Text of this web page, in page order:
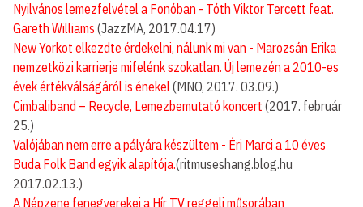
Nyilvános lemezfelvétel a Fonóban - Tóth Viktor Tercett feat.
Gareth Williams (JazzMA, 2017.04.17)
New Yorkot elkezdte érdekelni, nálunk mi van - Marozsán Erika
nemzetközi karrierje mifelénk szokatlan. Új lemezén a 2010-es
évek értékválságáról is énekel(MNO, 2017. 03.09.)
Cimbaliband – Recycle, Lemezbemutató koncert (2017. február
25.)
Valójában nem erre a pályára készültem - Éri Marci a 10 éves
Buda Folk Band egyik alapítója.(ritmuseshang.blog.hu
2017.02.13.)
A Népzene fenegyerekei a Hír TV reggeli műsorában